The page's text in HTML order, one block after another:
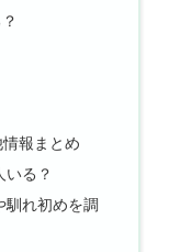
報まとめ
いる？
馴れ初めを調